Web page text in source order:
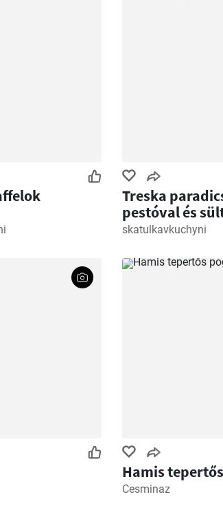
Treska
pestóval és
skatulkavkuchyni
Hamis
Cesminaz